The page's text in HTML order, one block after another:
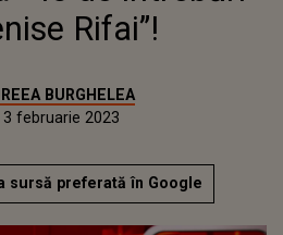
Rifai”!
BURGHELEA
3 februarie 2023
sursă preferată în Google